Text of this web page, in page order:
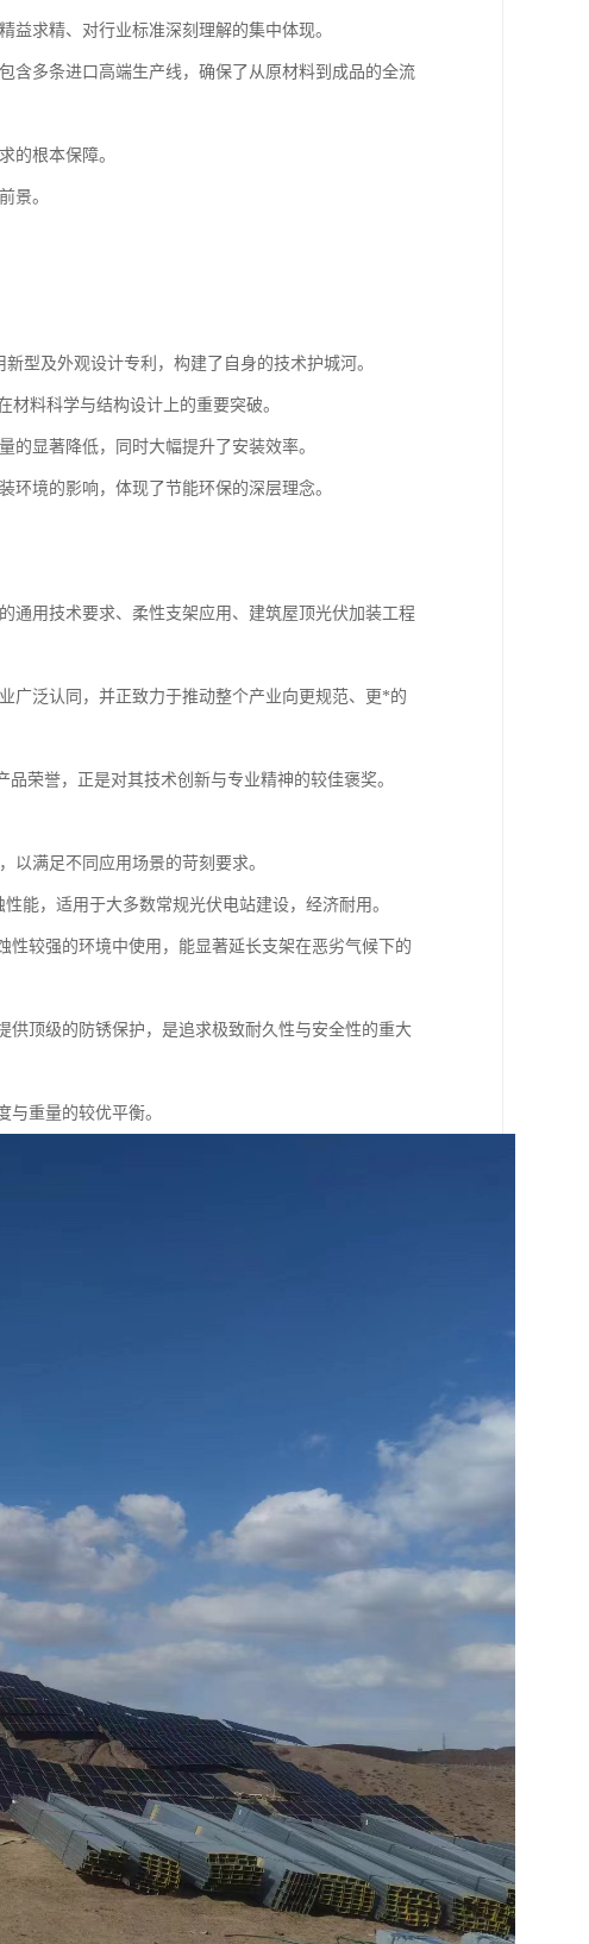
求精、对行业标准深刻理解的集中体现。
含多条进口高端生产线，确保了从原材料到成品的全流
的根本保障。
景。
型及外观设计专利，构建了自身的技术护城河。
料科学与结构设计上的重要突破。
显著降低，同时大幅提升了安装效率。
境的影响，体现了节能环保的深层理念。
通用技术要求、柔性支架应用、建筑屋顶光伏加装工程
广泛认同，并正致力于推动整个产业向更规范、更*的
荣誉，正是对其技术创新与专业精神的较佳褒奖。
以满足不同应用场景的苛刻要求。
能，适用于大多数常规光伏电站建设，经济耐用。
较强的环境中使用，能显著延长支架在恶劣气候下的
顶级的防锈保护，是追求极致耐久性与安全性的重大
重量的较优平衡。